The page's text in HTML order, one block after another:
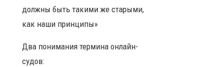
должны быть такими же старыми,
как наши принципы»
Два понимания термина онлайн-
судов: